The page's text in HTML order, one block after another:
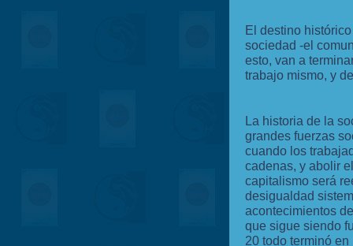
El destino
sociedad -el
esto, van a
trabajo mismo, y
La historia de la
grandes fuerzas
cuando los
cadenas, y abolir
capitalismo será
desigualdad
acontecimientos
que sigue siendo
20 todo terminó